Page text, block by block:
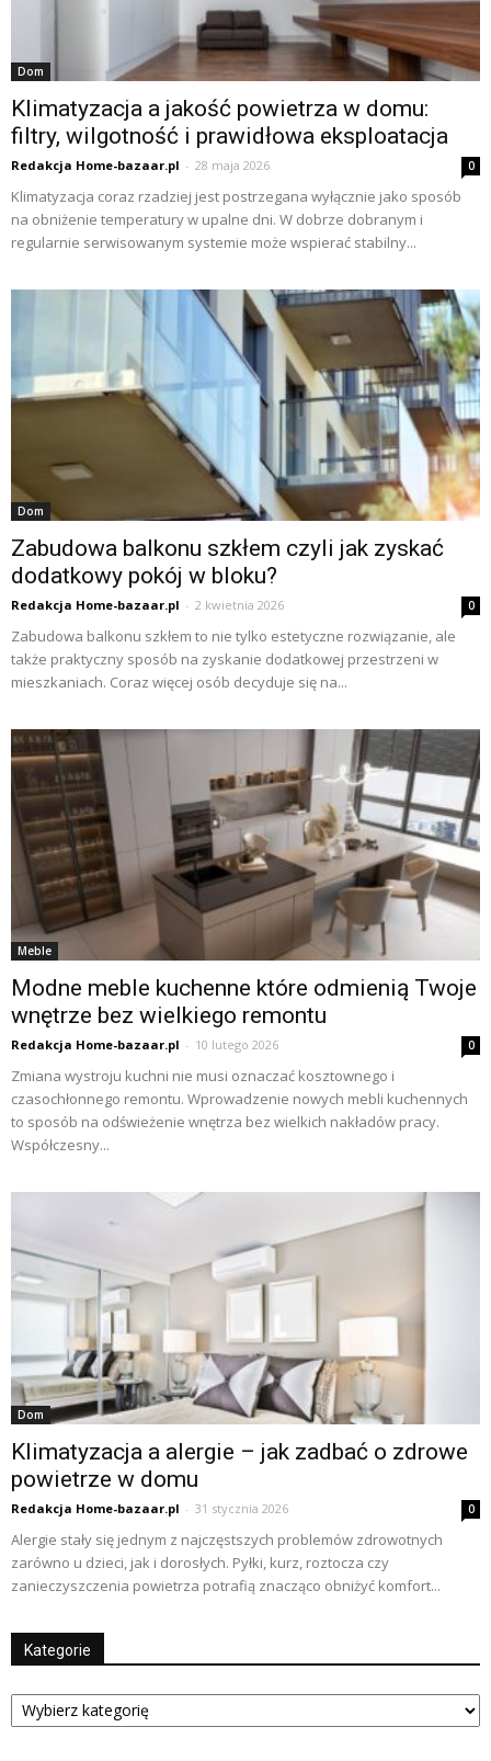
Dom
Klimatyzacja a jakość powietrza w domu:
filtry, wilgotność i prawidłowa eksploatacja
Redakcja Home-bazaar.pl - 28 maja 2026 0
Klimatyzacja coraz rzadziej jest postrzegana wyłącznie jako sposób
na obniżenie temperatury w upalne dni. W dobrze dobranym i
regularnie serwisowanym systemie może wspierać stabilny...
Dom
Zabudowa balkonu szkłem czyli jak zyskać
dodatkowy pokój w bloku?
Redakcja Home-bazaar.pl - 2 kwietnia 2026 0
Zabudowa balkonu szkłem to nie tylko estetyczne rozwiązanie, ale
także praktyczny sposób na zyskanie dodatkowej przestrzeni w
mieszkaniach. Coraz więcej osób decyduje się na...
Meble
Modne meble kuchenne które odmienią Twoje
wnętrze bez wielkiego remontu
Redakcja Home-bazaar.pl - 10 lutego 2026 0
Zmiana wystroju kuchni nie musi oznaczać kosztownego i
czasochłonnego remontu. Wprowadzenie nowych mebli kuchennych
to sposób na odświeżenie wnętrza bez wielkich nakładów pracy.
Współczesny...
Dom
Klimatyzacja a alergie – jak zadbać o zdrowe
powietrze w domu
Redakcja Home-bazaar.pl - 31 stycznia 2026 0
Alergie stały się jednym z najczęstszych problemów zdrowotnych
zarówno u dzieci, jak i dorosłych. Pyłki, kurz, roztocza czy
zanieczyszczenia powietrza potrafią znacząco obniżyć komfort...
Kategorie
Kategorie